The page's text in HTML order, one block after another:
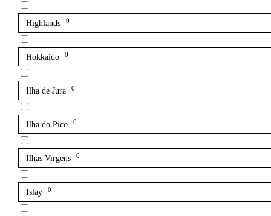
Highlands 0
Hokkaido 0
Ilha de Jura 0
Ilha do Pico 0
Ilhas Virgens 0
Islay 0